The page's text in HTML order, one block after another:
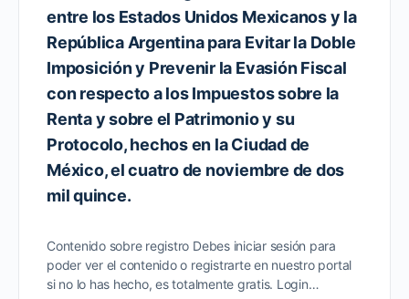
entre los Estados Unidos Mexicanos y la
República Argentina para Evitar la Doble
Imposición y Prevenir la Evasión Fiscal
con respecto a los Impuestos sobre la
Renta y sobre el Patrimonio y su
Protocolo, hechos en la Ciudad de
México, el cuatro de noviembre de dos
mil quince.
Contenido sobre registro Debes iniciar sesión para
poder ver el contenido o registrarte en nuestro portal
si no lo has hecho, es totalmente gratis. Login…